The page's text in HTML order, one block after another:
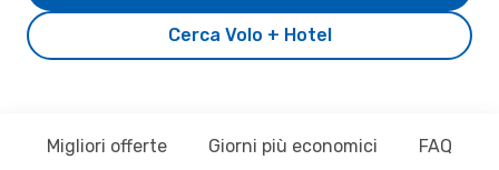
Cerca Volo + Hotel
Migliori offerte Giorni più economici FAQ